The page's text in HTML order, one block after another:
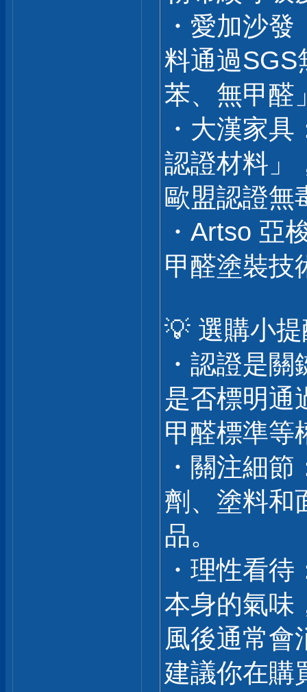
・愛加沙
料通過SGS
苯、無甲醛
・大漢家
認證材料」
歐盟認證無
・Artso 亞
甲醛塗裝技
💡 選購小
・認證是
是否標明通
甲醛標準等
・關注細
劑、塗料和
品。
・理性看
本身的氣味
風後通常會
建議你在購